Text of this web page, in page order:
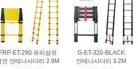
FRP-ET-290 유리섬유
연 안테나사다리 2.9M
G-ET-320-BLACK
안테나사다리 3.2M